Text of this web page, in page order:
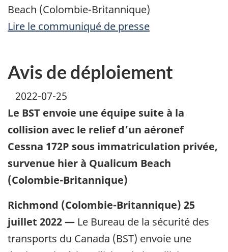
Beach (Colombie-Britannique)
Lire le communiqué de presse
Avis de déploiement
2022-07-25
Le BST envoie une équipe suite à la
collision avec le relief d’un aéronef
Cessna 172P sous immatriculation privée,
survenue hier à Qualicum Beach
(Colombie-Britannique)
Richmond (Colombie-Britannique) 25
juillet 2022 — Le Bureau de la sécurité des
transports du Canada (BST) envoie une